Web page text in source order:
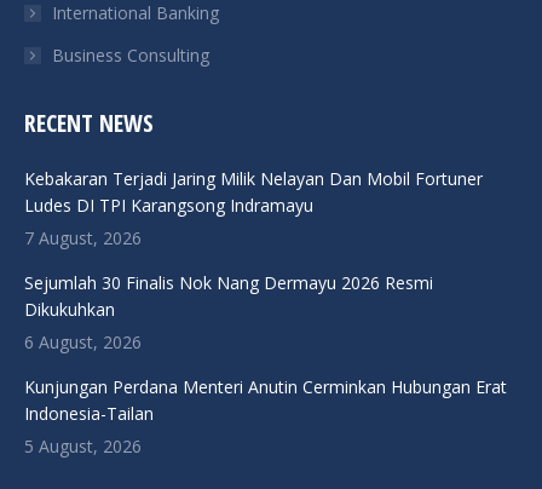
International Banking
Business Consulting
RECENT NEWS
Kebakaran Terjadi Jaring Milik Nelayan Dan Mobil Fortuner
Ludes DI TPI Karangsong Indramayu
7 August, 2026
Sejumlah 30 Finalis Nok Nang Dermayu 2026 Resmi
Dikukuhkan
6 August, 2026
Kunjungan Perdana Menteri Anutin Cerminkan Hubungan Erat
Indonesia-Tailan
5 August, 2026